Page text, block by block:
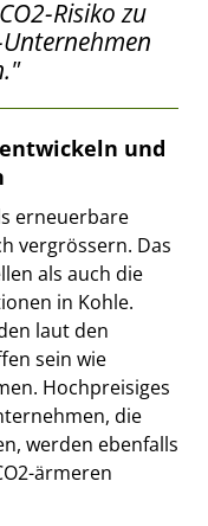
Risiko zu
und
erneuerbare
vergrössern. Das
als auch die
in Kohle.
laut den
sein wie
Hochpreisiges
die
werden ebenfalls
ärmeren